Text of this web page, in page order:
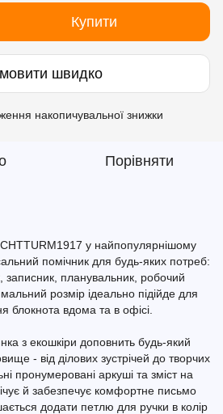
Купити
швидко
накопичувальної знижки
Порівняти
у найпопулярнішому
помічник для будь-яких потреб:
планувальник, робочий
розмір ідеально підійде для
блокнота вдома та в офісі.
з екошкіри доповнить будь-який
- від ділових зустрічей до творчих
пронумеровані аркуші та зміст на
й забезпечує комфортне письмо
додати петлю для ручки в колір